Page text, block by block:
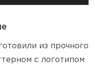
из прочного
с логотипом